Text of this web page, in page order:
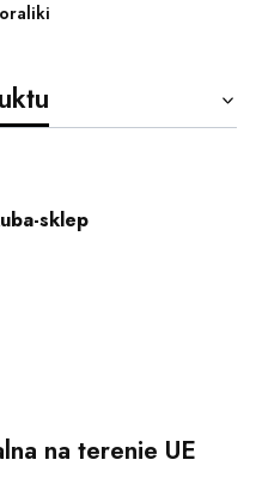
sklep
na terenie UE